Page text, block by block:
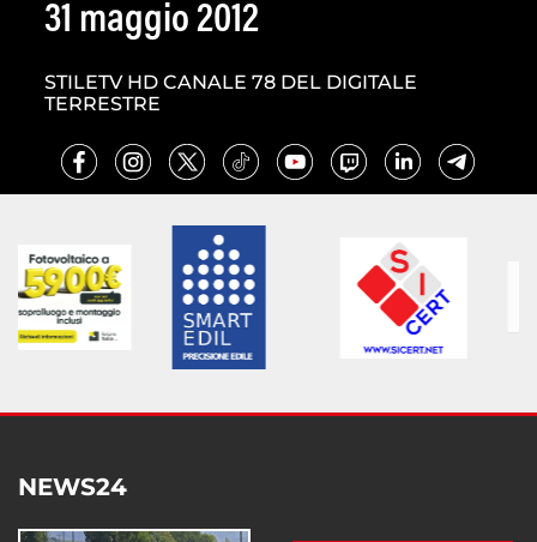
31 maggio 2012
STILETV HD CANALE 78 DEL DIGITALE
TERRESTRE
NEWS24